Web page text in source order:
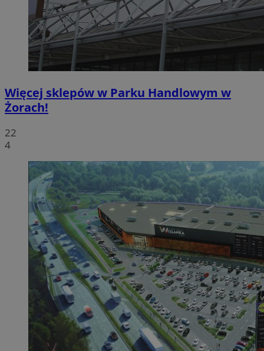
Więcej sklepów w Parku Handlowym w
Żorach!
22
4